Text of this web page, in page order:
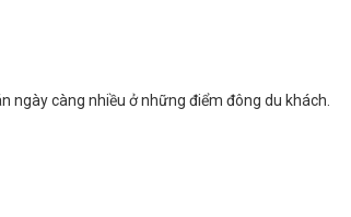
ngày càng nhiều ở những điểm đông du khách.